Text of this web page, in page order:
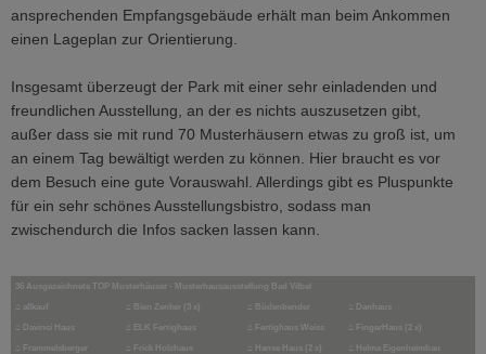
ansprechenden Empfangsgebäude erhält man beim Ankommen
einen Lageplan zur Orientierung.
Insgesamt überzeugt der Park mit einer sehr einladenden und
freundlichen Ausstellung, an der es nichts auszusetzen gibt,
außer dass sie mit rund 70 Musterhäusern etwas zu groß ist, um
an einem Tag bewältigt werden zu können. Hier braucht es vor
dem Besuch eine gute Vorauswahl. Allerdings gibt es Pluspunkte
für ein sehr schönes Ausstellungsbistro, sodass man
zwischendurch die Infos sacken lassen kann.
36 Ausgezeichnete TOP Musterhäuser - Musterhausausstellung Bad Vilbel
⌂ allkauf ⌂ Bien Zenker (3 x) ⌂ Büdenbender ⌂ Danhaus
⌂ Davinci Haus ⌂ ELK Fertighaus ⌂ Fertighaus Weiss ⌂ FingerHaus (2 x)
⌂ Frammelsberger ⌂ Frick Holzhaus ⌂ Hanse Haus (2 x) ⌂ Helma Eigenheimbau